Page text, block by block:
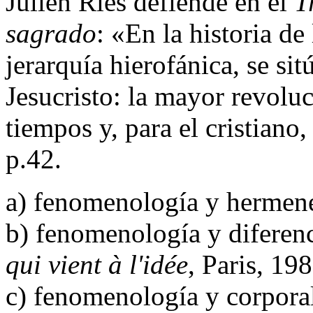
sagrado: «En la historia
jerarquía hierofánica, se
Jesucristo: la mayor
tiempos y, para el
p.42.
a) fenomenología y
b) fenomenología y
qui vient à l'idée, Paris,
c) fenomenología y